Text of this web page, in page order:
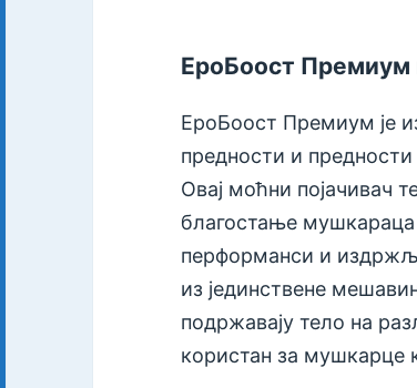
ЕроБоост Премиум
ЕроБоост Премиум је
предности и
Овај моћни појачивач
благостање
перформанси и
из јединствене
подржавају тело на
користан за мушкарце